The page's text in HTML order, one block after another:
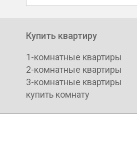
Купить квартиру
1-комнатные квартиры
2-комнатные квартиры
3-комнатные квартиры
купить комнату